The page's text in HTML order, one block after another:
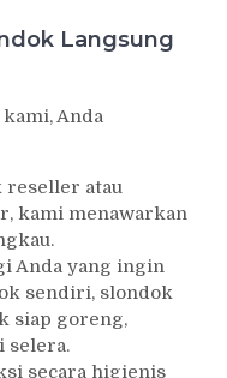
Langsung
Anda
reseller atau
kami menawarkan
Anda yang ingin
sendiri, slondok
siap goreng,
selera.
secara higienis